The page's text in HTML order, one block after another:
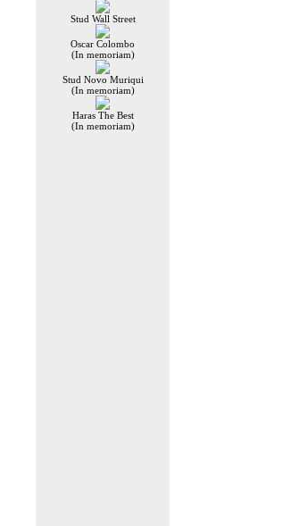
Stud Wall Street
Oscar Colombo
(In memoriam)
Stud Novo Muriqui
(In memoriam)
Haras The Best
(In memoriam)